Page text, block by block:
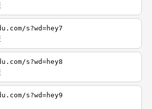
s?wd=hey7
s?wd=hey8
s?wd=hey9